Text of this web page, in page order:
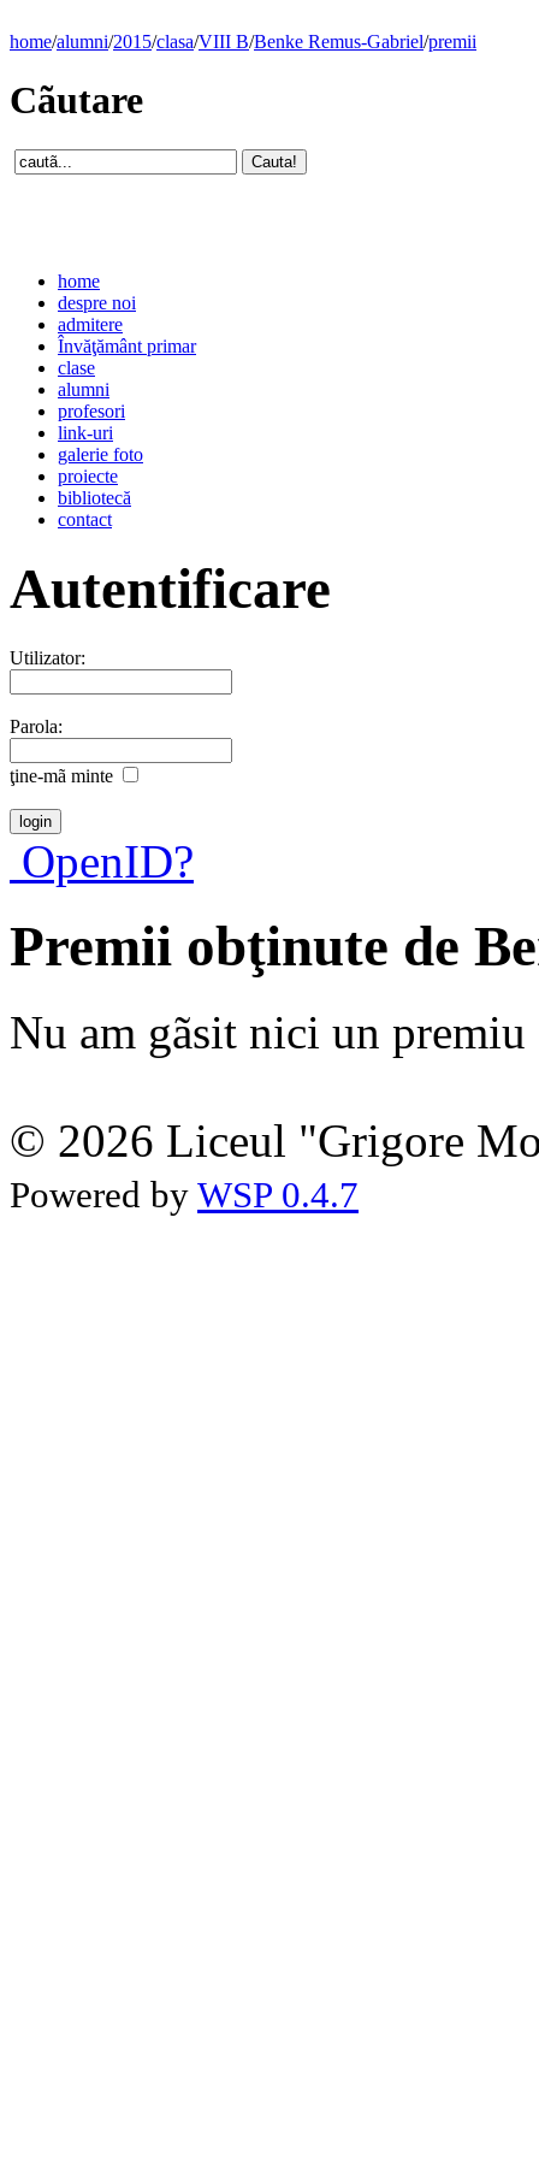
home/alumni/2015/clasa/VIII B/Benke Remus-Gabriel/premii
Cãutare
home
despre noi
admitere
Învăţământ primar
clase
alumni
profesori
link-uri
galerie foto
proiecte
bibliotecă
contact
Autentificare
Utilizator:
Parola:
ţine-mã minte
OpenID?
Premii obţinute de
Nu am gãsit nici un premiu
© 2026 Liceul "Grigore
Powered by WSP 0.4.7